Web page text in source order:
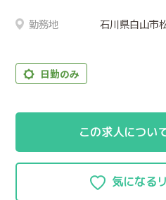
勤務地 石川県白山市
日勤のみ
この求人につい